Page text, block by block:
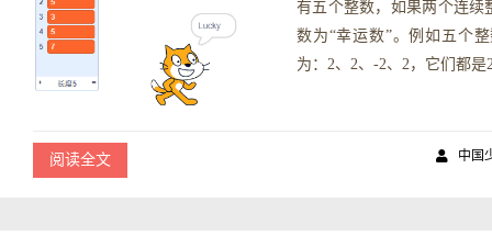
有五个整数，如果两个连续
数为“幸运数”。例如五个
为：2、2、-2、2，它们都
阅读全文 中国